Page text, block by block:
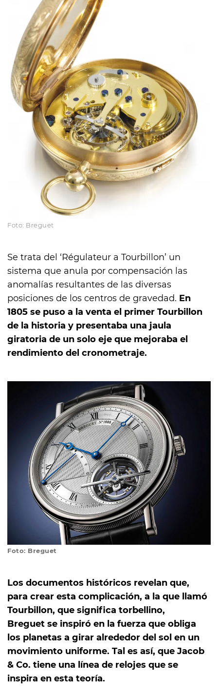
Foto: Breguet
Se trata del ‘Régulateur a Tourbillon’ un
sistema que anula por compensación las
anomalías resultantes de las diversas
posiciones de los centros de gravedad. En
1805 se puso a la venta el primer Tourbillon
de la historia y presentaba una jaula
giratoria de un solo eje que mejoraba el
rendimiento del cronometraje.
Foto: Breguet
Los documentos históricos revelan que,
para crear esta complicación, a la que llamó
Tourbillon, que significa torbellino,
Breguet se inspiró en la fuerza que obliga
los planetas a girar alrededor del sol en un
movimiento uniforme. Tal es así, que Jacob
& Co. tiene una línea de relojes que se
inspira en esta teoría.